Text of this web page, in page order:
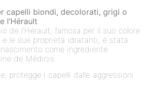
capelli biondi, decolorati, grigi o
l’Hérault
de l’Hérault, famosa per il suo colore
e le sue proprietà idratanti, è stata
come ingrediente
de Médicis
protegge i capelli dalle aggressioni